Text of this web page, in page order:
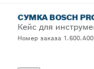
СУМКА BOSCH
Кейс для
Номер заказа